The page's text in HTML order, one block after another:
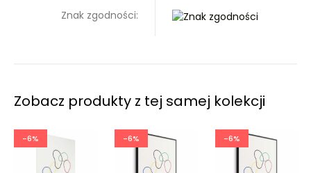
Znak zgodności:
Zobacz produkty z tej samej kolekcji
-6% -6% -6%